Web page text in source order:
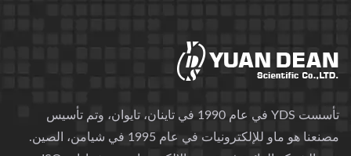
تأسست YDS في عام 1990 في تاينان، تايوان، وتم تأسيس
مصنعنا هو ماو للإلكترونيات في عام 1995 في شيامن، الصين.